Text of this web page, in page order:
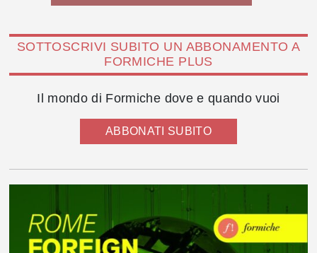
SOTTOSCRIVI SUBITO UN ABBONAMENTO A
FORMICHE PLUS
Il mondo di Formiche dove e quando vuoi
ABBONATI SUBITO